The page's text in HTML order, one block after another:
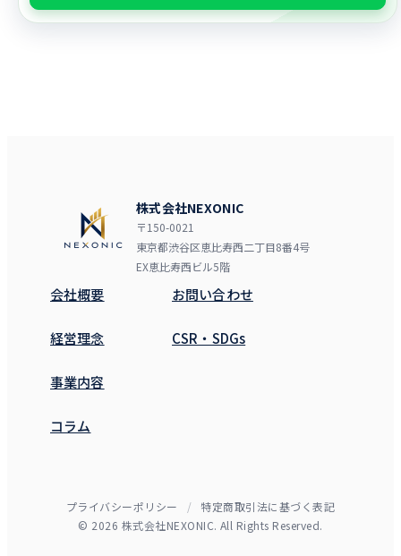
株式会社NEXONIC
〒150-0021
東京都渋谷区恵比寿西二丁目8番4号
EX恵比寿西ビル5階
会社概要
経営理念
事業内容
コラム
お問い合わせ
CSR・SDGs
© 2026 株式会社NEXONIC. All Rights Reserved.
プライバシーポリシー / 特定商取引法に基づく表記